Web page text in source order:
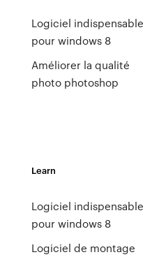
Logiciel indispensable
pour windows 8
Améliorer la qualité
photo photoshop
Learn
Logiciel indispensable
pour windows 8
Logiciel de montage